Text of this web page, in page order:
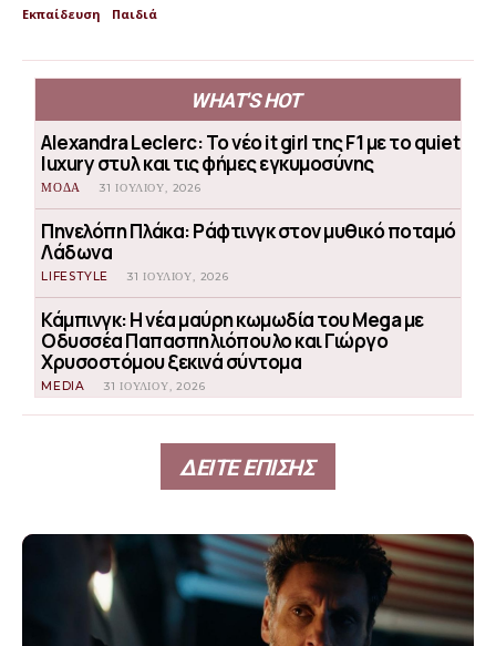
Εκπαίδευση
Παιδιά
WHAT'S HOT
Alexandra Leclerc: Το νέο it girl της F1 με το quiet
luxury στυλ και τις φήμες εγκυμοσύνης
ΜΟΔΑ 31 ΙΟΥΛΊΟΥ, 2026
Πηνελόπη Πλάκα: Ράφτινγκ στον μυθικό ποταμό
Λάδωνα
LIFESTYLE 31 ΙΟΥΛΊΟΥ, 2026
Κάμπινγκ: Η νέα μαύρη κωμωδία του Mega με
Οδυσσέα Παπασπηλιόπουλο και Γιώργο
Χρυσοστόμου ξεκινά σύντομα
MEDIA 31 ΙΟΥΛΊΟΥ, 2026
ΔΕΙΤΕ ΕΠΙΣΗΣ